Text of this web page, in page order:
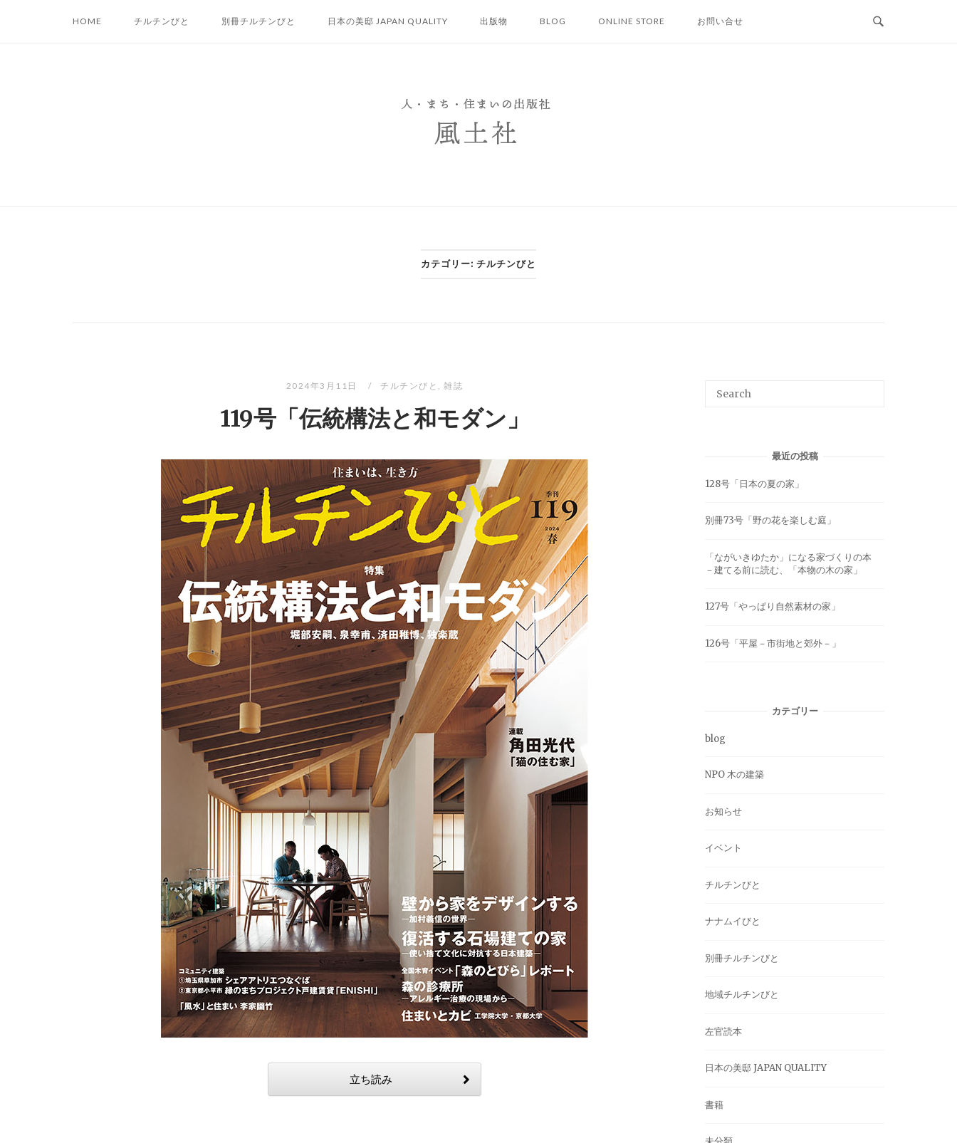
HOME チルチンびと 別冊チルチンびと 日本の美邸 JAPAN QUALITY 出版物 BLOG ONLINE STORE お問い合せ
カテゴリー: チルチンびと
2024年3月11日 チルチンびと ,雑誌
119号「伝統構法と和モダン」
立ち読み
最近の投稿
128号「日本の夏の家」
別冊73号「野の花を楽しむ庭」
「ながいきゆたか」になる家づくりの本
－建てる前に読む、「本物の木の家」
127号「やっぱり自然素材の家」
126号「平屋－市街地と郊外－」
カテゴリー
blog
NPO 木の建築
お知らせ
イベント
チルチンびと
ナナムイびと
別冊チルチンびと
地域チルチンびと
左官読本
日本の美邸 JAPAN QUALITY
書籍